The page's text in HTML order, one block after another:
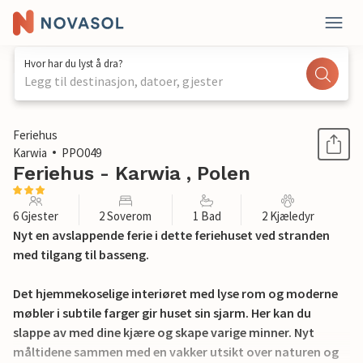
Hvor har du lyst å dra?
Legg til destinasjon, datoer, gjester
1 / 14
Feriehus
Karwia
PPO049
Feriehus - Karwia , Polen
6 Gjester 2 Soverom 1 Bad 2 Kjæledyr
Nyt en avslappende ferie i dette feriehuset ved stranden
med tilgang til basseng.
Det hjemmekoselige interiøret med lyse rom og moderne
møbler i subtile farger gir huset sin sjarm. Her kan du
slappe av med dine kjære og skape varige minner. Nyt
måltidene sammen med en vakker utsikt over naturen og